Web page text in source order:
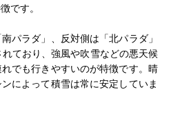
ー場なので、休日に利用して
設が整っていて、様々なコース
近年は多くのスキー場を選択で
レベルや滑り方、好みに合った
ますが、ここは誰にでもおすす
と見る
です。
パラダ」、反対側は「北パラダ」
ており、強風や吹雪などの悪天候
でも行きやすいのが特徴です。晴
によって積雪は常に安定していま